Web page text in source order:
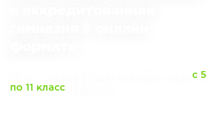
с 5
по 11 класс